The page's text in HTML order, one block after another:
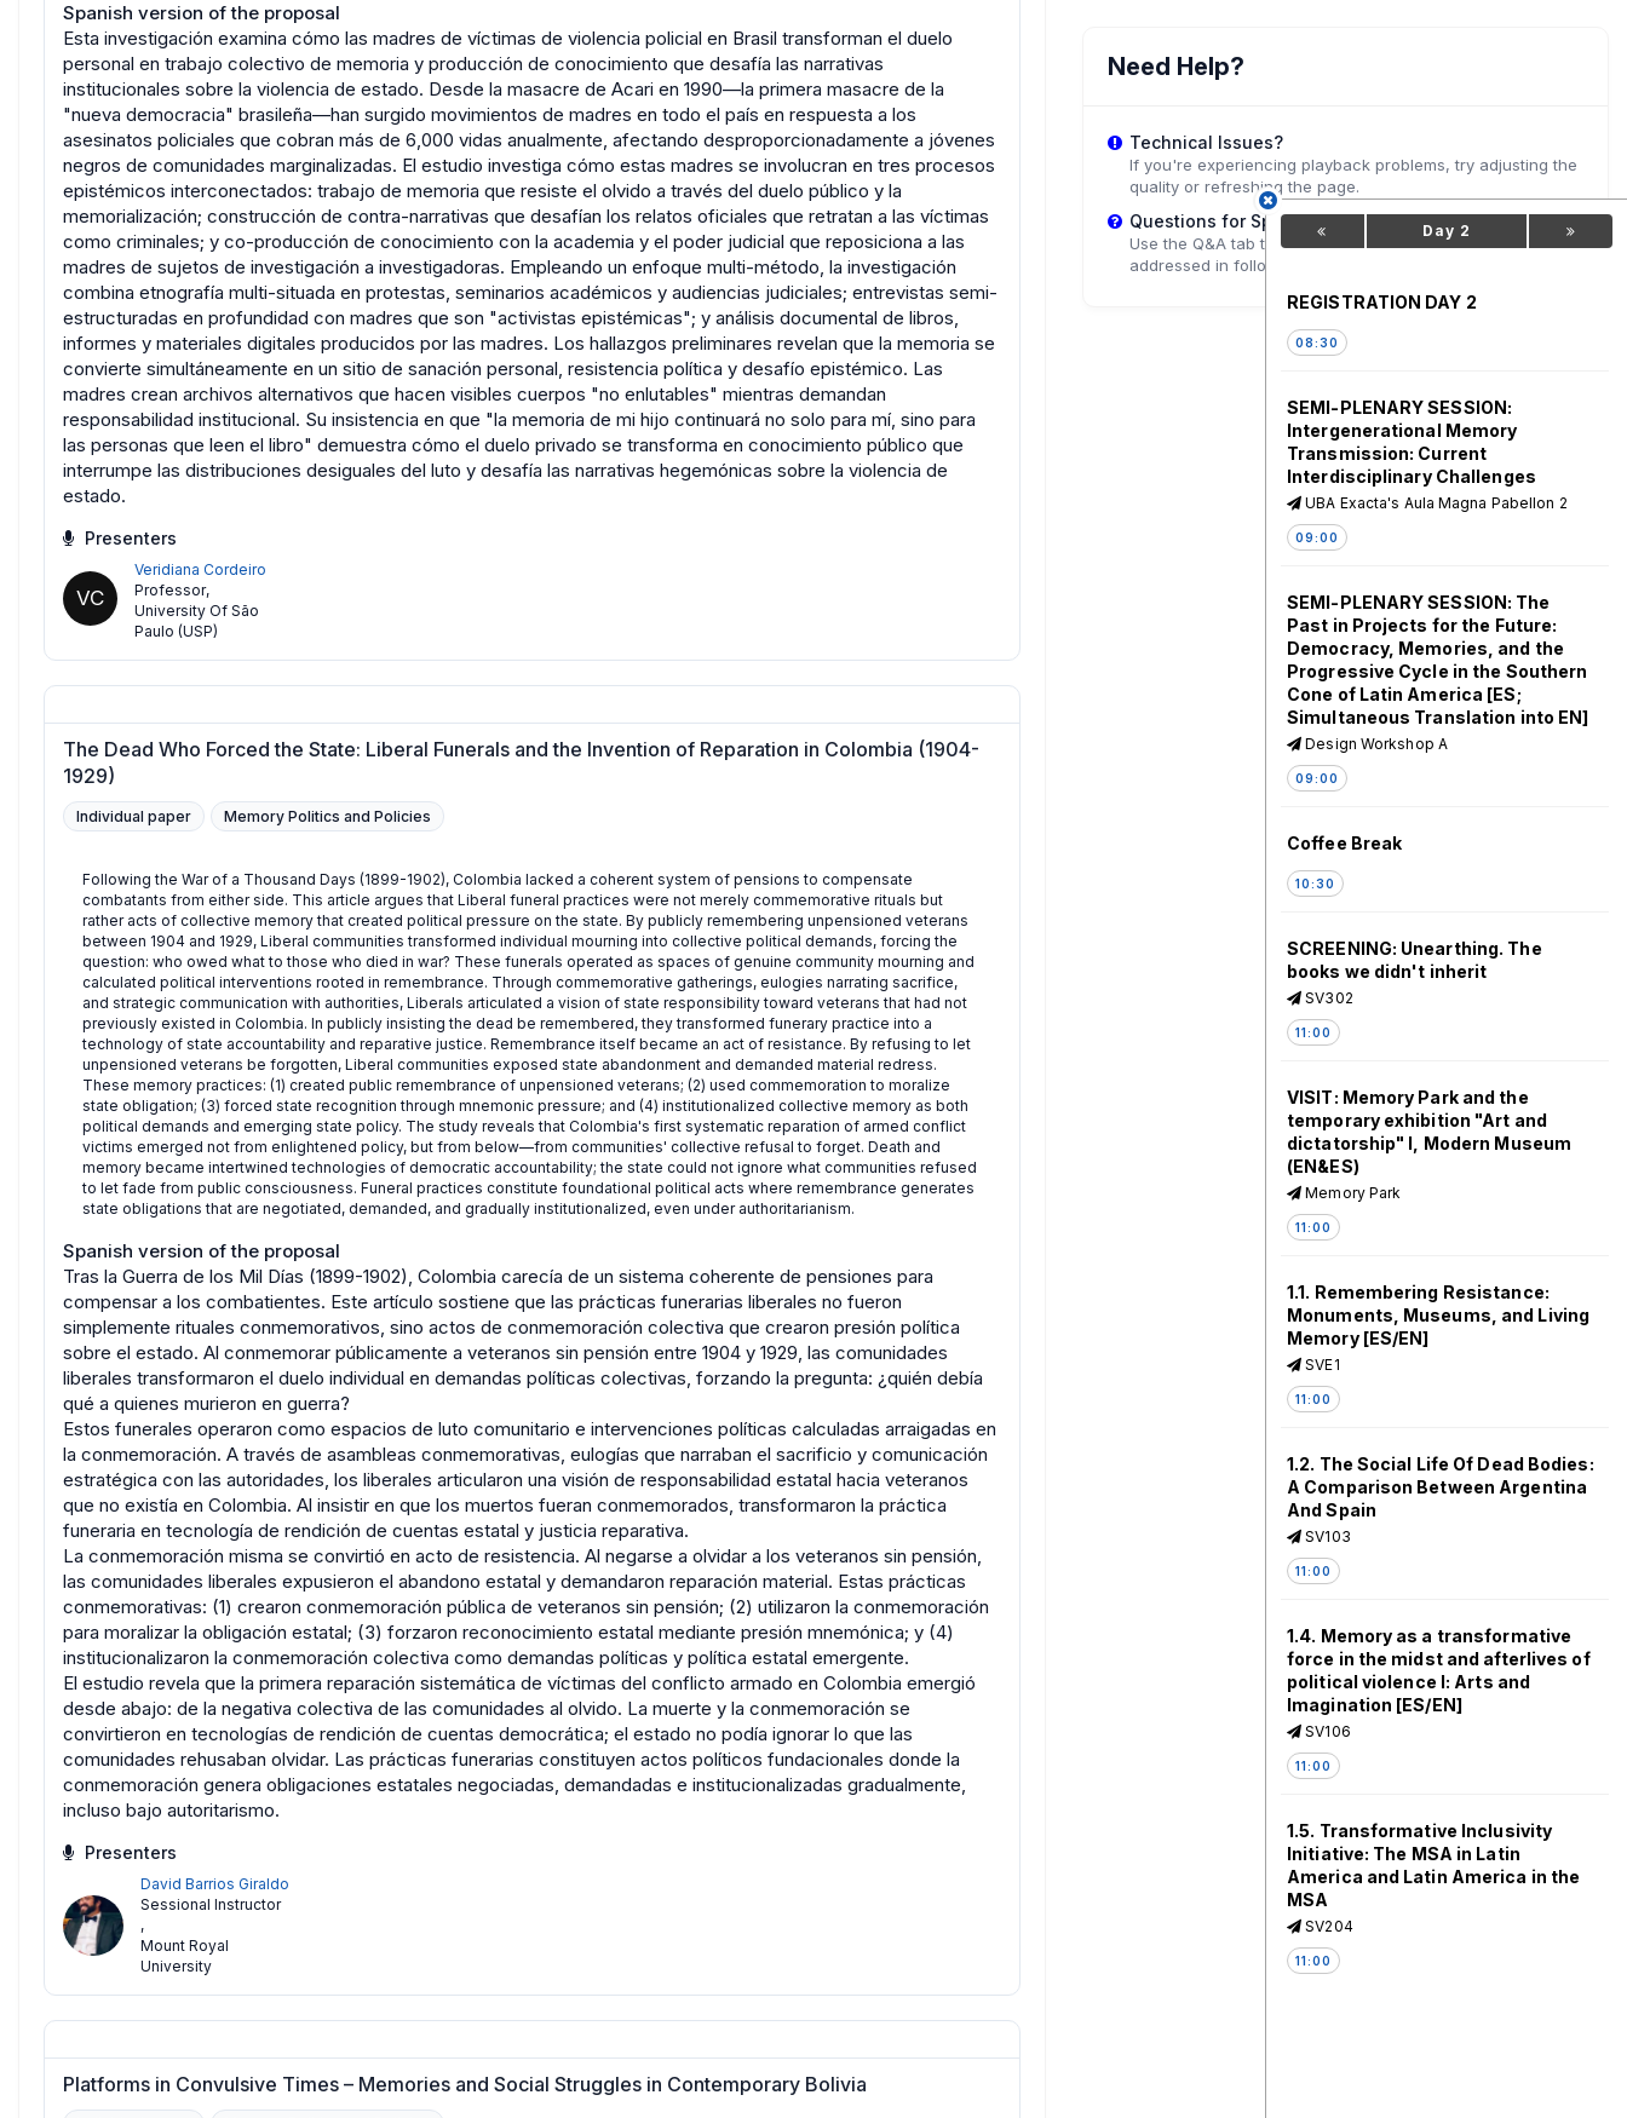
Spanish version of the proposal
Esta investigación examina cómo las madres de víctimas de violencia policial en Brasil transforman el duelo
personal en trabajo colectivo de memoria y producción de conocimiento que desafía las narrativas
institucionales sobre la violencia de estado. Desde la masacre de Acari en 1990—la primera masacre de la
"nueva democracia" brasileña—han surgido movimientos de madres en todo el país en respuesta a los
asesinatos policiales que cobran más de 6,000 vidas anualmente, afectando desproporcionadamente a jóvenes
negros de comunidades marginalizadas. El estudio investiga cómo estas madres se involucran en tres procesos
epistémicos interconectados: trabajo de memoria que resiste el olvido a través del duelo público y la
memorialización; construcción de contra-narrativas que desafían los relatos oficiales que retratan a las víctimas
como criminales; y co-producción de conocimiento con la academia y el poder judicial que reposiciona a las
madres de sujetos de investigación a investigadoras. Empleando un enfoque multi-método, la investigación
combina etnografía multi-situada en protestas, seminarios académicos y audiencias judiciales; entrevistas semi-
estructuradas en profundidad con madres que son "activistas epistémicas"; y análisis documental de libros,
informes y materiales digitales producidos por las madres. Los hallazgos preliminares revelan que la memoria se
convierte simultáneamente en un sitio de sanación personal, resistencia política y desafío epistémico. Las
madres crean archivos alternativos que hacen visibles cuerpos "no enlutables" mientras demandan
responsabilidad institucional. Su insistencia en que "la memoria de mi hijo continuará no solo para mí, sino para
las personas que leen el libro" demuestra cómo el duelo privado se transforma en conocimiento público que
interrumpe las distribuciones desiguales del luto y desafía las narrativas hegemónicas sobre la violencia de
estado.
Presenters
VC
Veridiana Cordeiro
Professor,
University Of São
Paulo (USP)
The Dead Who Forced the State: Liberal Funerals and the Invention of Reparation in Colombia (1904-
1929)
Individual paper Memory Politics and Policies
Following the War of a Thousand Days (1899-1902), Colombia lacked a coherent system of pensions to compensate
combatants from either side. This article argues that Liberal funeral practices were not merely commemorative rituals but
rather acts of collective memory that created political pressure on the state. By publicly remembering unpensioned veterans
between 1904 and 1929, Liberal communities transformed individual mourning into collective political demands, forcing the
question: who owed what to those who died in war? These funerals operated as spaces of genuine community mourning and
calculated political interventions rooted in remembrance. Through commemorative gatherings, eulogies narrating sacrifice,
and strategic communication with authorities, Liberals articulated a vision of state responsibility toward veterans that had not
previously existed in Colombia. In publicly insisting the dead be remembered, they transformed funerary practice into a
technology of state accountability and reparative justice. Remembrance itself became an act of resistance. By refusing to let
unpensioned veterans be forgotten, Liberal communities exposed state abandonment and demanded material redress.
These memory practices: (1) created public remembrance of unpensioned veterans; (2) used commemoration to moralize
state obligation; (3) forced state recognition through mnemonic pressure; and (4) institutionalized collective memory as both
political demands and emerging state policy. The study reveals that Colombia's first systematic reparation of armed conflict
victims emerged not from enlightened policy, but from below—from communities' collective refusal to forget. Death and
memory became intertwined technologies of democratic accountability; the state could not ignore what communities refused
to let fade from public consciousness. Funeral practices constitute foundational political acts where remembrance generates
state obligations that are negotiated, demanded, and gradually institutionalized, even under authoritarianism.
Spanish version of the proposal
Tras la Guerra de los Mil Días (1899-1902), Colombia carecía de un sistema coherente de pensiones para
compensar a los combatientes. Este artículo sostiene que las prácticas funerarias liberales no fueron
simplemente rituales conmemorativos, sino actos de conmemoración colectiva que crearon presión política
sobre el estado. Al conmemorar públicamente a veteranos sin pensión entre 1904 y 1929, las comunidades
liberales transformaron el duelo individual en demandas políticas colectivas, forzando la pregunta: ¿quién debía
qué a quienes murieron en guerra?
Estos funerales operaron como espacios de luto comunitario e intervenciones políticas calculadas arraigadas en
la conmemoración. A través de asambleas conmemorativas, eulogías que narraban el sacrificio y comunicación
estratégica con las autoridades, los liberales articularon una visión de responsabilidad estatal hacia veteranos
que no existía en Colombia. Al insistir en que los muertos fueran conmemorados, transformaron la práctica
funeraria en tecnología de rendición de cuentas estatal y justicia reparativa.
La conmemoración misma se convirtió en acto de resistencia. Al negarse a olvidar a los veteranos sin pensión,
las comunidades liberales expusieron el abandono estatal y demandaron reparación material. Estas prácticas
conmemorativas: (1) crearon conmemoración pública de veteranos sin pensión; (2) utilizaron la conmemoración
para moralizar la obligación estatal; (3) forzaron reconocimiento estatal mediante presión mnemónica; y (4)
institucionalizaron la conmemoración colectiva como demandas políticas y política estatal emergente.
El estudio revela que la primera reparación sistemática de víctimas del conflicto armado en Colombia emergió
desde abajo: de la negativa colectiva de las comunidades al olvido. La muerte y la conmemoración se
convirtieron en tecnologías de rendición de cuentas democrática; el estado no podía ignorar lo que las
comunidades rehusaban olvidar. Las prácticas funerarias constituyen actos políticos fundacionales donde la
conmemoración genera obligaciones estatales negociadas, demandadas e institucionalizadas gradualmente,
incluso bajo autoritarismo.
Presenters
David Barrios Giraldo
Sessional Instructor
,
Mount Royal
University
Platforms in Convulsive Times – Memories and Social Struggles in Contemporary Bolivia
Need Help?
Technical Issues?
If you're experiencing playback problems, try adjusting the
quality or refreshing the page.
Questions for Speakers?
Use the Q&A tab to submit questions that may be
addressed in follow-up sessions.
Day 2
REGISTRATION DAY 2
08:30
SEMI-PLENARY SESSION:
Intergenerational Memory
Transmission: Current
Interdisciplinary Challenges
UBA Exacta's Aula Magna Pabellon 2
09:00
SEMI-PLENARY SESSION: The
Past in Projects for the Future:
Democracy, Memories, and the
Progressive Cycle in the Southern
Cone of Latin America [ES;
Simultaneous Translation into EN]
Design Workshop A
09:00
Coffee Break
10:30
SCREENING: Unearthing. The
books we didn't inherit
SV302
11:00
VISIT: Memory Park and the
temporary exhibition "Art and
dictatorship" I, Modern Museum
(EN&ES)
Memory Park
11:00
1.1. Remembering Resistance:
Monuments, Museums, and Living
Memory [ES/EN]
SVE1
11:00
1.2. The Social Life Of Dead Bodies:
A Comparison Between Argentina
And Spain
SV103
11:00
1.4. Memory as a transformative
force in the midst and afterlives of
political violence I: Arts and
Imagination [ES/EN]
SV106
11:00
1.5. Transformative Inclusivity
Initiative: The MSA in Latin
America and Latin America in the
MSA
SV204
11:00